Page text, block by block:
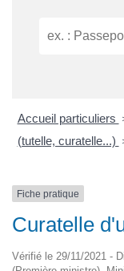
Accueil particuliers
(tutelle, curatelle...)
Fiche pratique
Curatelle
Vérifié le 29/11/2021 -